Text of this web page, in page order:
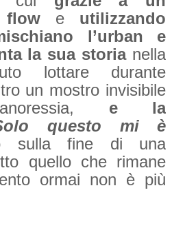
flowe utilizzando
l’urban e
la sua storianella
lottare durante
un mostro invisibile
e la
questo mi è
sulla fine di una
quello che rimane
ormai non è più